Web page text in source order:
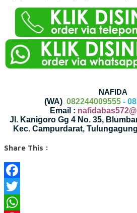
NAFIDA
(WA)082244009555 -
Email :
Jl. Kanigoro Gg 4 No. 35,
Kec. Campurdarat,
Share This :
Facebook
Twitter